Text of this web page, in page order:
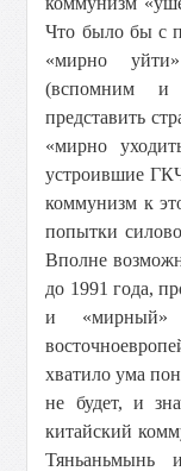
Что было бы с
«мирно
(вспомним и
представить
«мирно
устроившие
коммунизм к
попытки
Вполне
до 1991 года,
и «мирный»
хватило ума
не будет, и
китайский
Тяньаньмынь